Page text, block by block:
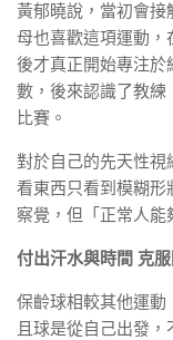
黃郁曉說，當初會接
母也喜歡這項運動，
後才真正開始專注於
數，後來認識了教練
比賽。
對於自己的先天性視
看東西只看到模糊形
察覺，但「正常人能
付出汗水與時間 克
保齡球相較其他運動
且球是從自己出發